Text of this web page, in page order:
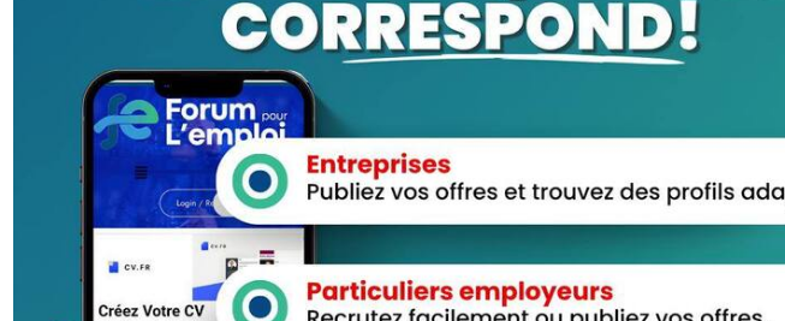
Showing the single result
Ali Tufan
Job Title